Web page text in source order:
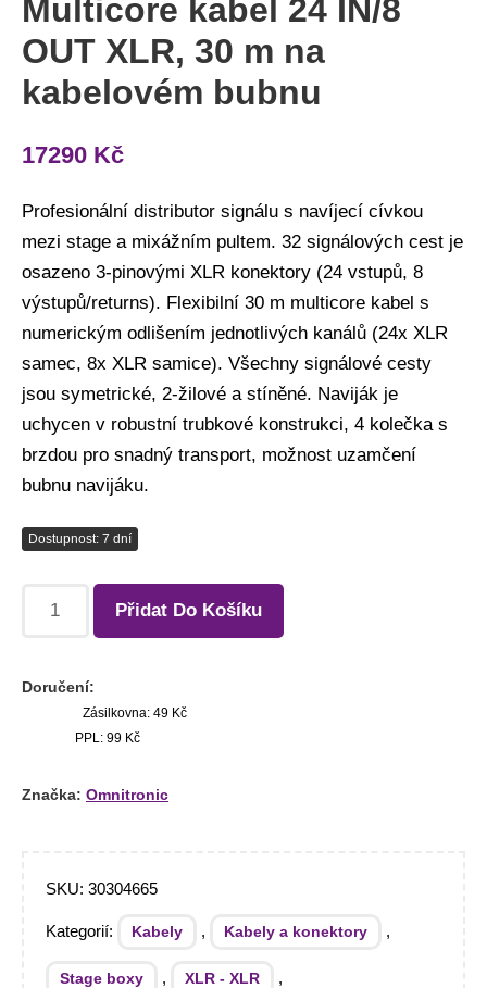
Multicore kabel 24 IN/8
OUT XLR, 30 m na
kabelovém bubnu
17290 Kč
Profesionální distributor signálu s navíjecí cívkou
mezi stage a mixážním pultem. 32 signálových cest je
osazeno 3-pinovými XLR konektory (24 vstupů, 8
výstupů/returns). Flexibilní 30 m multicore kabel s
numerickým odlišením jednotlivých kanálů (24x XLR
samec, 8x XLR samice). Všechny signálové cesty
jsou symetrické, 2-žilové a stíněné. Naviják je
uchycen v robustní trubkové konstrukci, 4 kolečka s
brzdou pro snadný transport, možnost uzamčení
bubnu navijáku.
Dostupnost: 7 dní
množství
Přidat Do Košíku
Doručení:
Zásilkovna: 49 Kč
PPL: 99 Kč
Značka: Omnitronic
SKU: 30304665
Kategorií: Kabely , Kabely a konektory ,
Stage boxy , XLR - XLR ,